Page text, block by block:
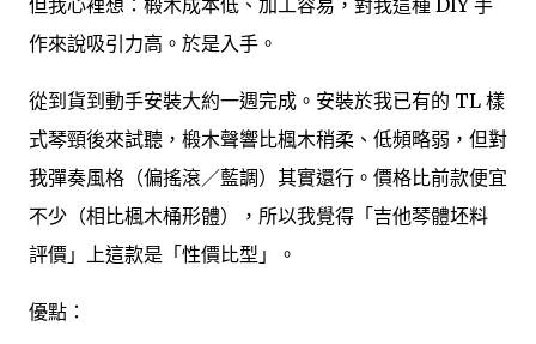
作來說吸引力高。於是入手。
從到貨到動手安裝大約一週完成。安裝於我已有的 TL 樣
式琴頸後來試聽，椴木聲響比楓木稍柔、低頻略弱，但對
我彈奏風格（偏搖滾／藍調）其實還行。價格比前款便宜
不少（相比楓木桶形體），所以我覺得「吉他琴體坯料
評價」上這款是「性價比型」。
優點：